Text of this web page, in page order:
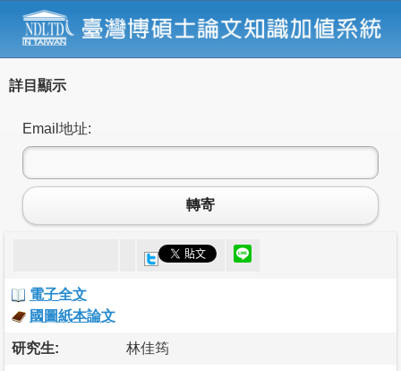
詳目顯示
Email地址:
轉寄
電子全文
國圖紙本論文
研究生: 林佳筠